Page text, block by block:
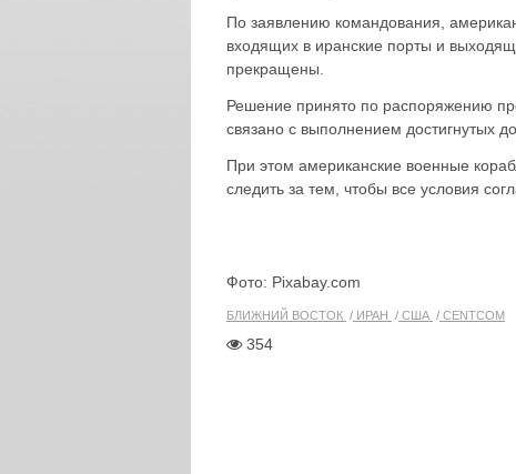
По заявлению командования,
входящих в иранские порты и
прекращены.
Решение принято по распоряжению
связано с выполнением достигнутых
При этом американские военные
следить за тем, чтобы все условия
Фото: Pixabay.com
БЛИЖНИЙ ВОСТОК ИРАН США CENTCOM
354